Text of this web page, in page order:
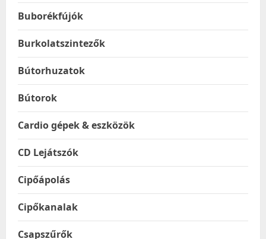
Buborékfújók
Burkolatszintezők
Bútorhuzatok
Bútorok
Cardio gépek & eszközök
CD Lejátszók
Cipőápolás
Cipőkanalak
Csapszűrők